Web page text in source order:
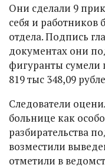
Они сделали 9
себя и работников
отдела. Подпись
документах они
фигуранты сумели
819 тыс 348,09
Следователи
больнице как
разбирательства
возместили
отметили в